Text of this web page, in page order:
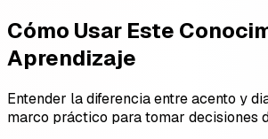
Cómo Usar Este
Aprendizaje
Entender la diferencia entre acento y
marco práctico para tomar decisiones